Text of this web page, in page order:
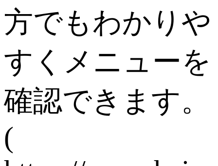
方でもわかりや
すくメニューを
確認できます。
(